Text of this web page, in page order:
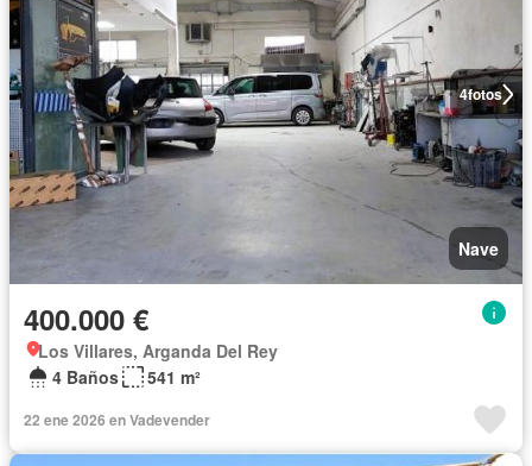
4fotos
Nave
400.000 €
Los Villares, Arganda Del Rey
4 Baños
541 m²
22 ene 2026 en Vadevender